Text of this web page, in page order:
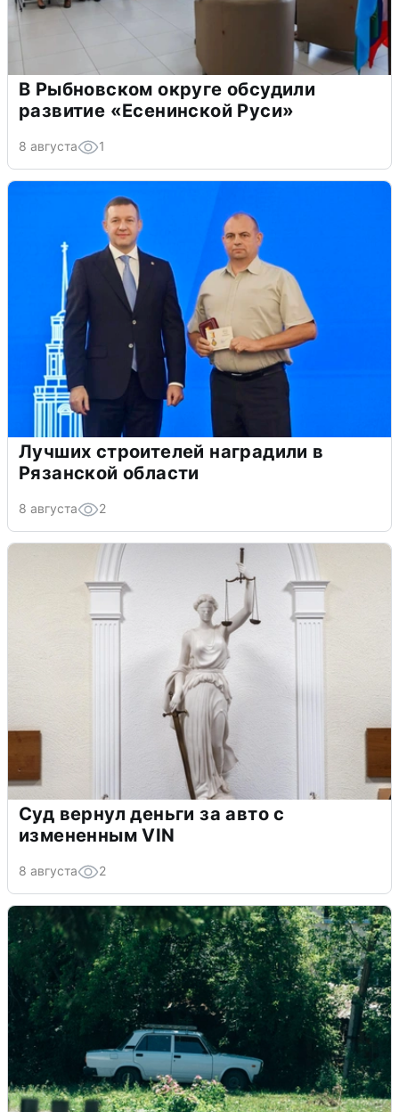
В Рыбновском округе обсудили
развитие «Есенинской Руси»
8 августа 1
Лучших строителей наградили в
Рязанской области
8 августа 2
Суд вернул деньги за авто с
измененным VIN
8 августа 2